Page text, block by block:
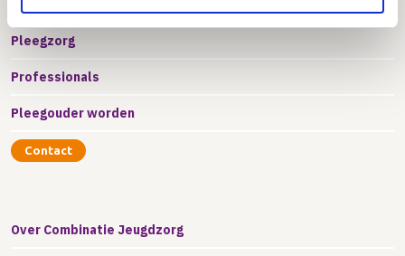
Pleegzorg
Professionals
Pleegouder worden
Contact
Over Combinatie Jeugdzorg